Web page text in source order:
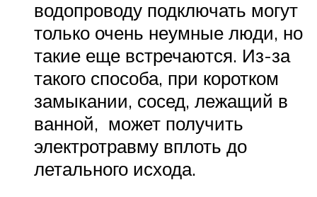
водопроводу подключать могут
только очень неумные люди, но
такие еще встречаются. Из-за
такого способа, при коротком
замыкании, сосед, лежащий в
ванной, может получить
электротравму вплоть до
летального исхода.